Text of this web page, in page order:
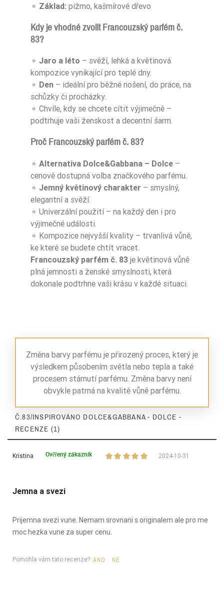
⚬ Základ: pižmo, kašmírové dřevo
Kdy je vhodné zvolit Francouzský parfém č.
83?
⚬ Jaro a léto – svěží, lehká a květinová
kompozice vynikající pro teplé dny.
⚬ Den – ideální pro běžné nošení, do práce, na
schůzky či procházky.
⚬ Chvíle, kdy se chcete cítit výjimečně –
podtrhuje vaši ženskost a decentní šarm.
Proč Francouzský parfém č. 83?
⚬ Alternativa Dolce&Gabbana – Dolce –
cenově dostupná volba značkového parfému.
⚬ Jemný květinový charakter – smyslný,
elegantní a svěží.
⚬ Univerzální použití – na každý den i pro
výjimečné události.
⚬ Kompozice nejvyšší kvality – trvanlivá vůně,
ke které se budete chtít vracet.
Francouzský parfém č. 83 je květinová vůně
plná jemnosti a ženské smyslnosti, která
dokonale podtrhne vaši krásu v každé situaci.
Změna barvy parfému je přirozený proces, který je
výsledkem působením světla nebo tepla a také
procesem stárnutí parfému. Změna barvy není
obvykle patrná na kvalitě vůně parfému.
Č.83/INSPIROVÁNO DOLCE&GABBANA - DOLCE -
RECENZE (1)
Kristina Ověřený zákazník 2024-10-31
Jemna a svezi
Prijemna svezi vune. Nemam srovnani s originalem ale pro me
moc hezka vune za super cenu.
Pomohla vám tato recenze? ANO NE